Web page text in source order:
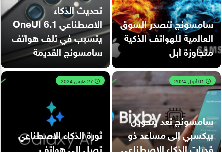
سامسونج تتصدر السوق
العالمية للهواتف الذكية
متجاوزة أبل
تحديث الذكاء
الاصطناعي OneUI 6.1
يتسبب في تلف هواتف
سامسونج القديمة
سامسونج تعد بتحويل
بيكسبي إلى مساعد ذو
قدرات الذكاء الاصطناعي
ثورة الذكاء الاصطناعي
تصل إلى هواتف